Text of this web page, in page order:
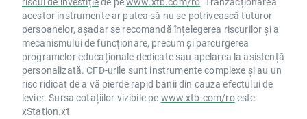
acestor instrumente ar putea să nu se potrivească tuturor
persoanelor, așadar se recomandă înțelegerea riscurilor și a
mecanismului de funcționare, precum și parcurgerea
programelor educaționale dedicate sau apelarea la asistență
personalizată. CFD-urile sunt instrumente complexe și au un
risc ridicat de a vă pierde rapid banii din cauza efectului de
levier. Sursa cotațiilor vizibile pe www.xtb.com/roeste
xStation.xt